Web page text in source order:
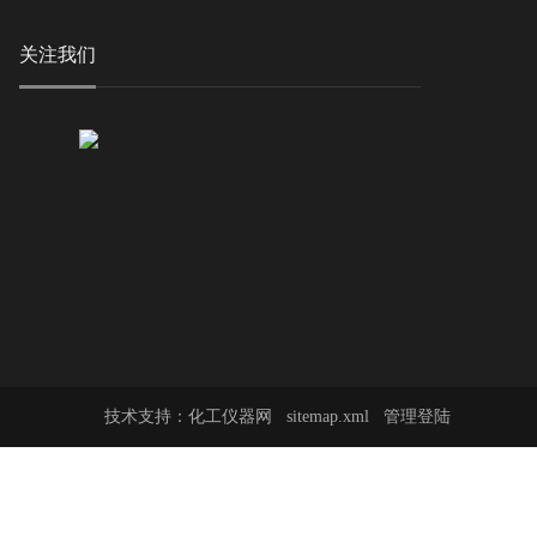
关注我们
技术支持： 化工仪器网 sitemap.xml 管理登陆